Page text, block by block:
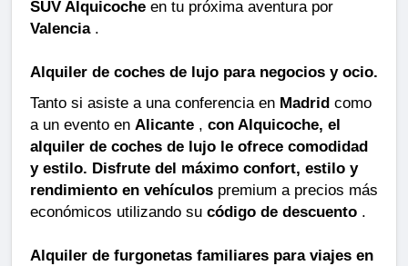
SUV Alquicoche en tu próxima aventura por
Valencia.
Alquiler de coches de lujo para negocios y ocio.
Tanto si asiste a una conferencia en Madrid como
a un evento en Alicante , con Alquicoche, el
alquiler de coches de lujo le ofrece comodidad
y estilo. Disfrute del máximo confort, estilo y
rendimiento en vehículos premium a precios más
económicos utilizando su código de descuento .
Alquiler de furgonetas familiares para viajes en